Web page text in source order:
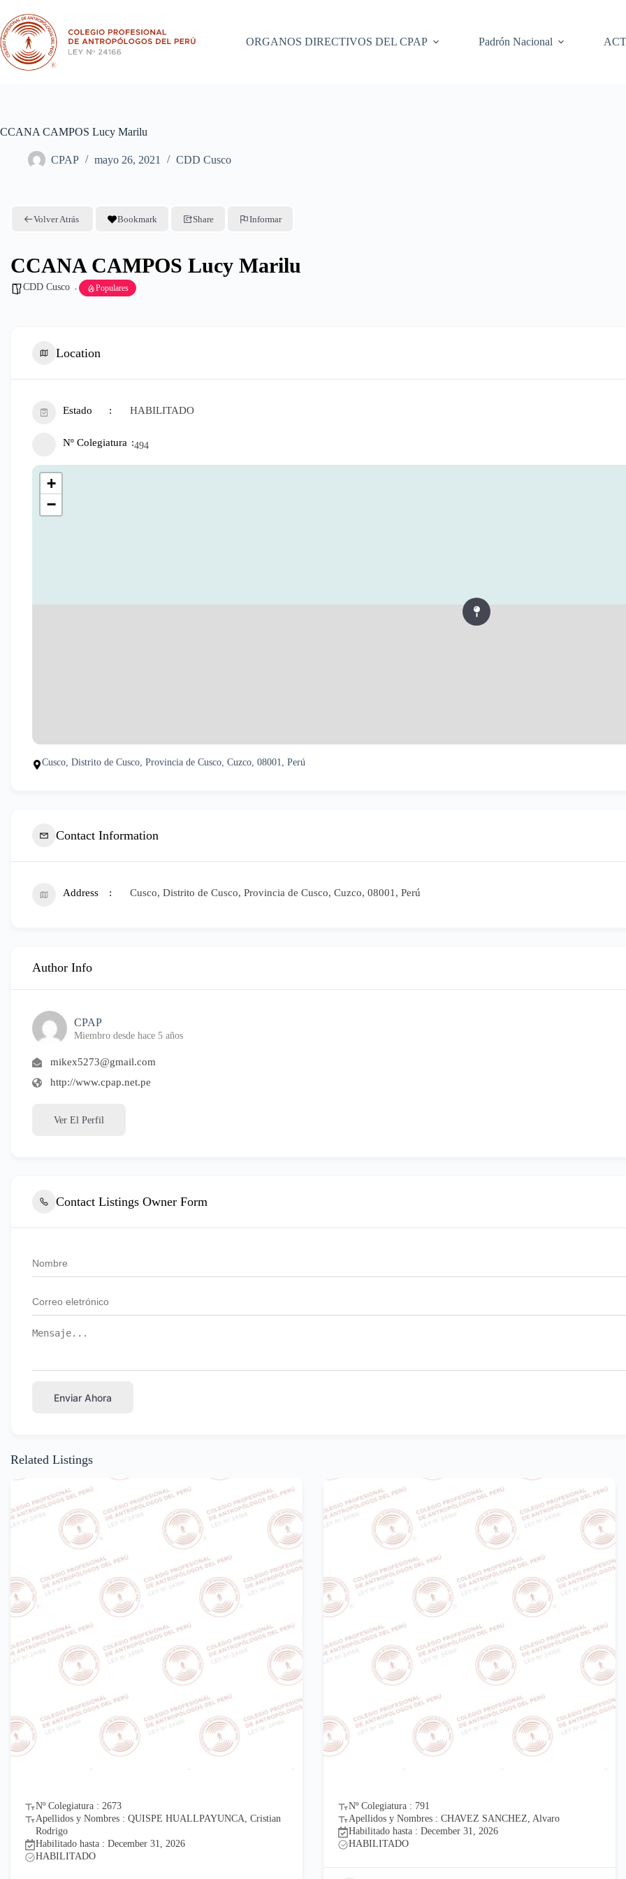
contenido
ORGANOS DIRECTIVOS DEL CPAP
Padrón Nacional
CCANA CAMPOS Lucy Marilu
CPAP mayo 26, 2021 CDD Cusco
Volver Atrás Bookmark Share Informar
CCANA CAMPOS Lucy Marilu
CDD Cusco Populares
Location
Estado HABILITADO
Nº Colegiatura 494
+
−
Cusco, Distrito de Cusco, Provincia de Cusco, Cuzco, 08001, Perú
Contact Information
Address Cusco, Distrito de Cusco, Provincia de Cusco, Cuzco, 08001, Perú
Author Info
CPAP
Miembro desde hace 5 años
mikex5273@gmail.com
http://www.cpap.net.pe
Ver El Perfil
Contact Listings Owner Form
Enviar Ahora
Related Listings
Nº Colegiatura : 2673
Apellidos y Nombres : QUISPE HUALLPAYUNCA, Cristian
Rodrigo
Habilitado hasta : December 31, 2026
HABILITADO
Nº Colegiatura : 791
Apellidos y Nombres : CHAVEZ SANCHEZ, Alvaro
Habilitado hasta : December 31, 2026
HABILITADO